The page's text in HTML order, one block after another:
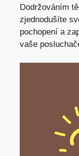
Dodržováním
zjednodušíte
pochopení a
vaše